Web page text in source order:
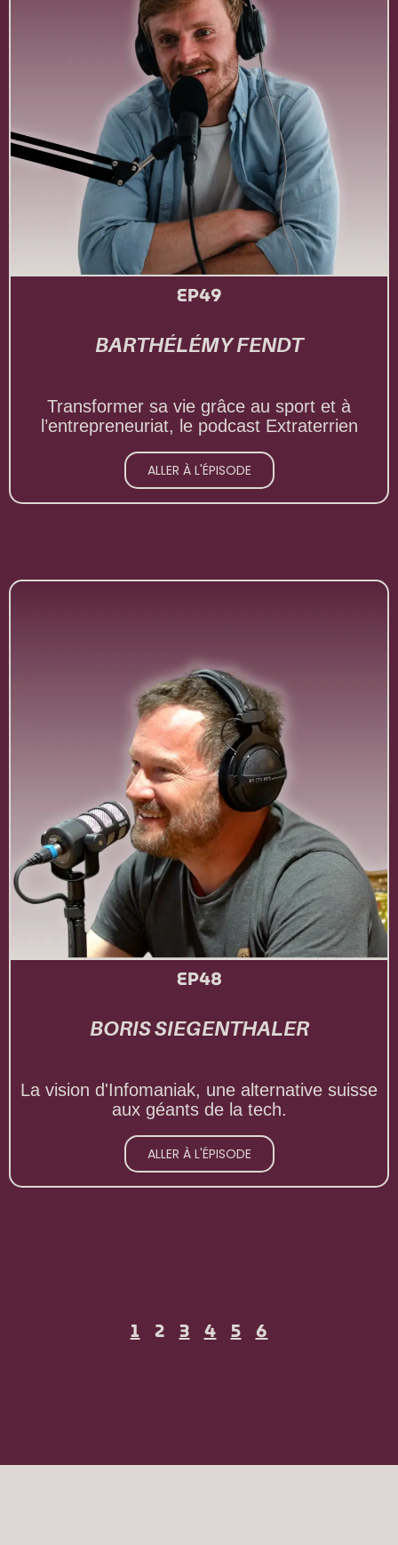
EP49
BARTHÉLÉMY FENDT
Transformer sa vie grâce au sport et à
l’entrepreneuriat, le podcast Extraterrien
ALLER À L'ÉPISODE
EP48
BORIS SIEGENTHALER
La vision d'Infomaniak, une alternative suisse
aux géants de la tech.
ALLER À L'ÉPISODE
1 2 3 4 5 6